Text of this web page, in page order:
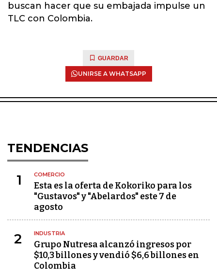
buscan hacer que su embajada impulse un
TLC con Colombia.
GUARDAR
UNIRSE A WHATSAPP
TENDENCIAS
1 COMERCIO
Esta es la oferta de Kokoriko para los
"Gustavos" y "Abelardos" este 7 de
agosto
2 INDUSTRIA
Grupo Nutresa alcanzó ingresos por
$10,3 billones y vendió $6,6 billones en
Colombia